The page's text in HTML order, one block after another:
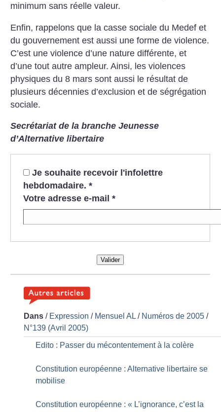
minimum sans réelle valeur.
Enfin, rappelons que la casse sociale du Medef et
du gouvernement est aussi une forme de violence.
C’est une violence d’une nature différente, et
d’une tout autre ampleur. Ainsi, les violences
physiques du 8 mars sont aussi le résultat de
plusieurs décennies d’exclusion et de ségrégation
sociale.
Secrétariat de la branche Jeunesse
d’Alternative libertaire
Je souhaite recevoir l'infolettre
hebdomadaire. *
Votre adresse e-mail *
Valider
Dans / Expression / Mensuel AL / Numéros de 2005 /
N°139 (Avril 2005)
Edito : Passer du mécontentement à la colère
Constitution européenne : Alternative libertaire se
mobilise
Constitution européenne : « L’ignorance, c’est la